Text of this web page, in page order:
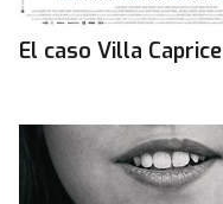
El caso Villa Caprice